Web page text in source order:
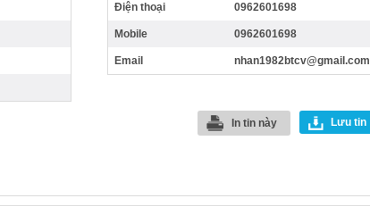
Điện thoại 0962601698
Mobile 0962601698
Email nhan1982btcv@gmail.com
Lưu tin
In tin này